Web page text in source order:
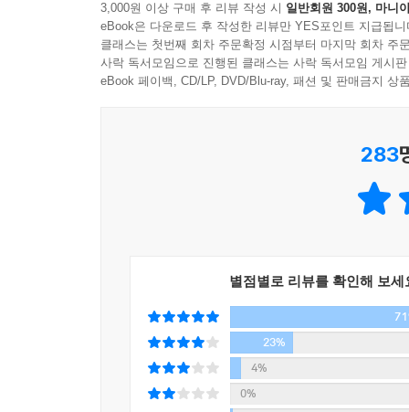
올려 그것으로 상대의 아픔을 어루만질 수 있기
바람이다.
3,000원 이상 구매 후 리뷰 작성 시 일반회원 300원, 마니
eBook은 다운로드 후 작성한 리뷰만 YES포인트 지급됩니
클래스는 첫번째 회차 주문확정 시점부터 마지막 회차 주
사락 독서모임으로 진행된 클래스는 사락 독서모임 게시
eBook 페이백, CD/LP, DVD/Blu-ray, 패션 및 판매금지 상
283
별점별로 리뷰를 확인해 보세
23%
4%
0%